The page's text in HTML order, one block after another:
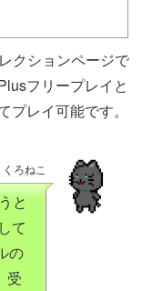
クションページで
フリープレイと
レイ可能です。
くろねこ
と
て
の
受